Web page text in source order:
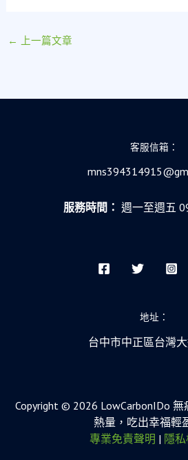
← 上一篇文章
客服信箱：
服務時間： 週一至週五
地址：
台中市中正區台灣
Copyright © 2026 LowCarbonIDo
熱量，吃出幸福輕
專業免責聲明 | 隱